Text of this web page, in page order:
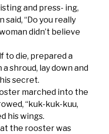
and press- ing,
said, “Do you really
didn’t believe
to die, prepared a
shroud, lay down and
secret.
marched into the
“kuk-kuk-kuu,
his wings.
the rooster was